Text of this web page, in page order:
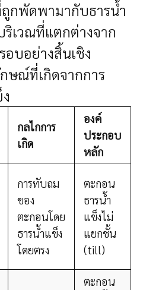
กพัดพามากับธารน้ำ
ริเวณที่แตกต่างจาก
อบอย่างสิ้นเชิง
ษณ์ที่เกิดจากการ
กลไกการ
เกิด
องค์
ประกอบ
หลัก
การทับถม
ของ
ตะกอนโดย
ธารน้ำแข็ง
โดยตรง
ตะกอน
ธารน้ำ
แข็งไม่
แยกชั้น
(till)
ตะกอน